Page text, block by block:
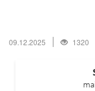
09.12.2025 1320